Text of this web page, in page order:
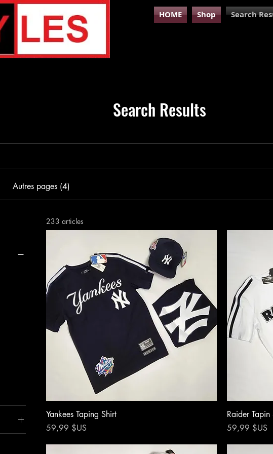
HOME Shop Search
Search Results
Autres pages (4)
233 articles
Yankees Taping Shirt
Prix
59,99 $US
Raider Tapin
Prix
59,99 $US